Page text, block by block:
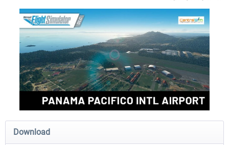
FSDG - Greenland Kulusuk MSFS Aerosoft Airport
Download